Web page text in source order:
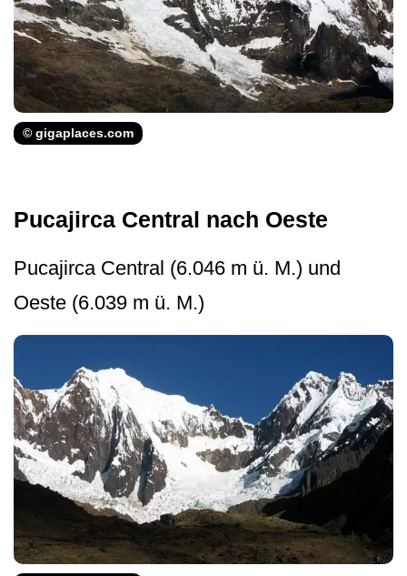
© gigaplaces.com
Pucajirca Central nach Oeste
Pucajirca Central (6.046 m ü. M.) und
Oeste (6.039 m ü. M.)